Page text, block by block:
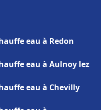
eau à Redon
eau à Aulnoy lez
eau à Chevilly